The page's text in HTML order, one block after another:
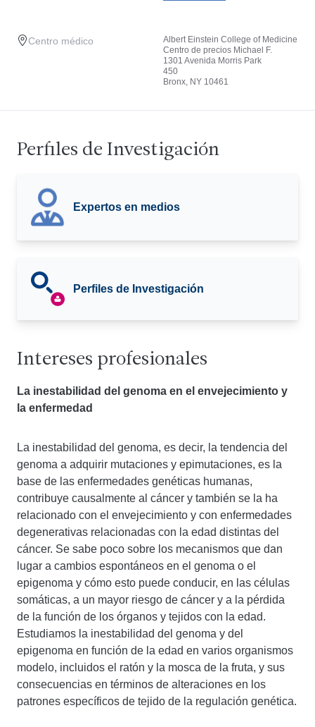
Centro médico
Albert Einstein College of Medicine
Centro de precios Michael F.
1301 Avenida Morris Park
450
Bronx, NY 10461
Perfiles de Investigación
Expertos en medios
Perfiles de Investigación
Intereses profesionales
La inestabilidad del genoma en el envejecimiento y
la enfermedad
La inestabilidad del genoma, es decir, la tendencia del
genoma a adquirir mutaciones y epimutaciones, es la
base de las enfermedades genéticas humanas,
contribuye causalmente al cáncer y también se la ha
relacionado con el envejecimiento y con enfermedades
degenerativas relacionadas con la edad distintas del
cáncer. Se sabe poco sobre los mecanismos que dan
lugar a cambios espontáneos en el genoma o el
epigenoma y cómo esto puede conducir, en las células
somáticas, a un mayor riesgo de cáncer y a la pérdida
de la función de los órganos y tejidos con la edad.
Estudiamos la inestabilidad del genoma y del
epigenoma en función de la edad en varios organismos
modelo, incluidos el ratón y la mosca de la fruta, y sus
consecuencias en términos de alteraciones en los
patrones específicos de tejido de la regulación genética.